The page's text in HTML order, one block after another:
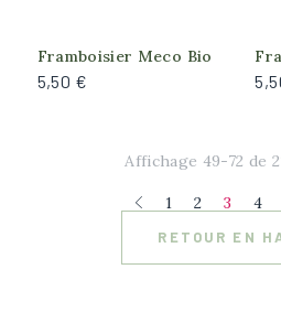
Framboisier Meco Bio
5,50 €
Affichage 49-72 de
1 2 3 4
RETOUR EN